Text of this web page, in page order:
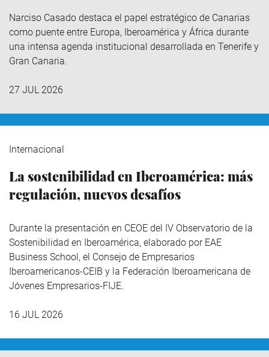
Narciso Casado destaca el papel estratégico de Canarias
como puente entre Europa, Iberoamérica y África durante
una intensa agenda institucional desarrollada en Tenerife y
Gran Canaria.
27 JUL 2026
Internacional
La sostenibilidad en Iberoamérica: más
regulación, nuevos desafíos
Durante la presentación en CEOE del IV Observatorio de la
Sostenibilidad en Iberoamérica, elaborado por EAE
Business School, el Consejo de Empresarios
Iberoamericanos-CEIB y la Federación Iberoamericana de
Jóvenes Empresarios-FIJE.
16 JUL 2026